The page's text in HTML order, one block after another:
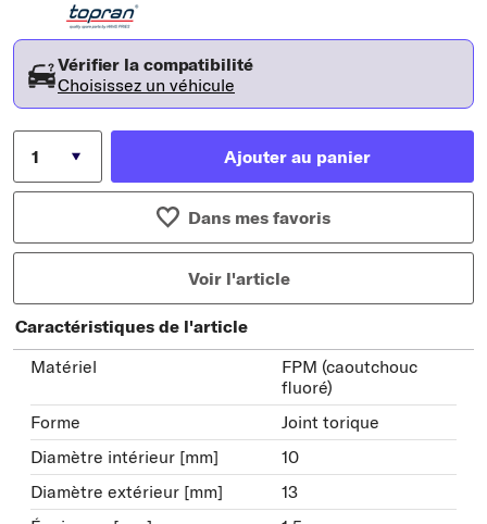
Vérifier la compatibilité
Choisissez un véhicule
Ajouter au panier
Dans mes favoris
Voir l'article
Caractéristiques de l'article
Matériel
FPM (caoutchouc
fluoré)
Forme
Joint torique
Diamètre intérieur [mm]
10
Diamètre extérieur [mm]
13